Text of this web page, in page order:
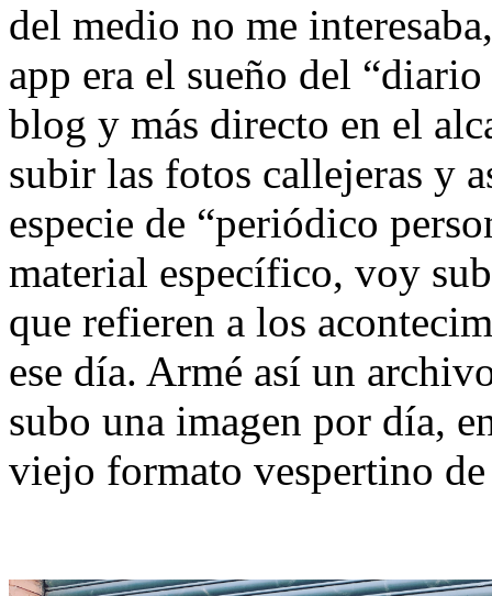
del medio no me
app era el sueño del
blog y más directo en el
subir las fotos callejeras y
especie de “periódico
material específico, voy
que refieren a los
ese día. Armé así un
subo una imagen por día,
viejo formato vespertino